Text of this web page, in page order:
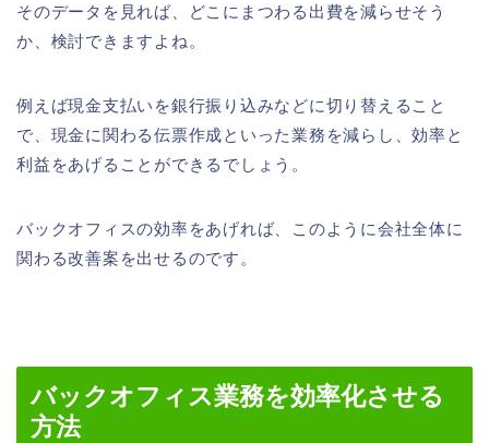
そのデータを見れば、どこにまつわる出費を減らせそう
か、検討できますよね。
例えば現金支払いを銀行振り込みなどに切り替えること
で、現金に関わる伝票作成といった業務を減らし、効率と
利益をあげることができるでしょう。
バックオフィスの効率をあげれば、このように会社全体に
関わる改善案を出せるのです。
バックオフィス業務を効率化させる
方法